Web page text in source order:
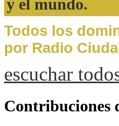
y el mundo.
Todos los
por Radio
escuchar
Contribuciones